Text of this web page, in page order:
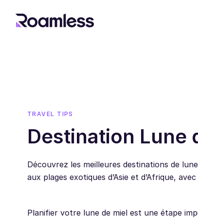
TRAVEL TIPS
Destination Lune
Découvrez les meilleures destinations de
aux plages exotiques d’Asie et d’Afrique,
Planifier votre lune de miel est une étape